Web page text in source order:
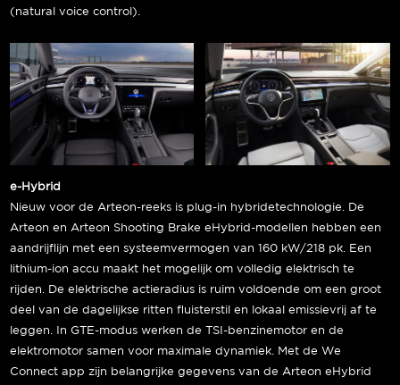
(natural voice control).
e-Hybrid
Nieuw voor de Arteon-reeks is plug-in hybridetechnologie. De
Arteon en Arteon Shooting Brake eHybrid-modellen hebben een
aandrijflijn met een systeemvermogen van 160 kW/218 pk. Een
lithium-ion accu maakt het mogelijk om volledig elektrisch te
rijden. De elektrische actieradius is ruim voldoende om een groot
deel van de dagelijkse ritten fluisterstil en lokaal emissievrij af te
leggen. In GTE-modus werken de TSI-benzinemotor en de
elektromotor samen voor maximale dynamiek. Met de We
Connect app zijn belangrijke gegevens van de Arteon eHybrid